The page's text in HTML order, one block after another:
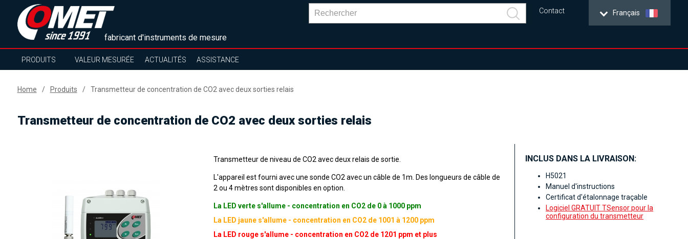
fabricant d'instruments de mesure
Français
Contact
PRODUITS VALEUR MESURÉE ACTUALITÉS ASSISTANCE
Home Produits Transmetteur de concentration de CO2 avec deux sorties relais
Transmetteur de concentration de CO2 avec deux sorties relais
Transmetteur de niveau de CO2 avec deux relais de sortie.
L'appareil est fourni avec une sonde CO2 avec un câble de 1m. Des longueurs de câble de
2 ou 4 mètres sont disponibles en option.
La LED verte s'allume - concentration en CO2 de 0 à 1000 ppm
La LED jaune s'allume - concentration en CO2 de 1001 à 1200 ppm
La LED rouge s'allume - concentration en CO2 de 1201 ppm et plus
INCLUS DANS LA LIVRAISON:
H5021
Manuel d'instructions
Certificat d'étalonnage traçable
Logiciel GRATUIT TSensor pour la
configuration du transmetteur